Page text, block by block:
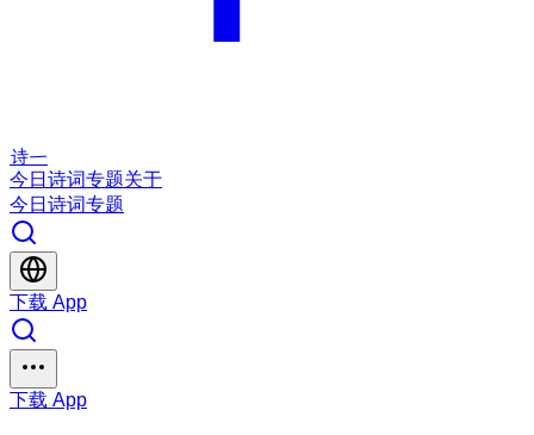
诗一
今日 诗词专题关于
今日 诗词专题
下载 App
下载 App